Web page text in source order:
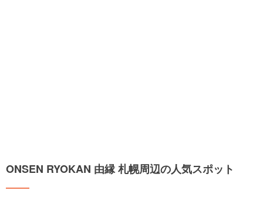
ONSEN RYOKAN 由縁 札幌周辺の人気スポット